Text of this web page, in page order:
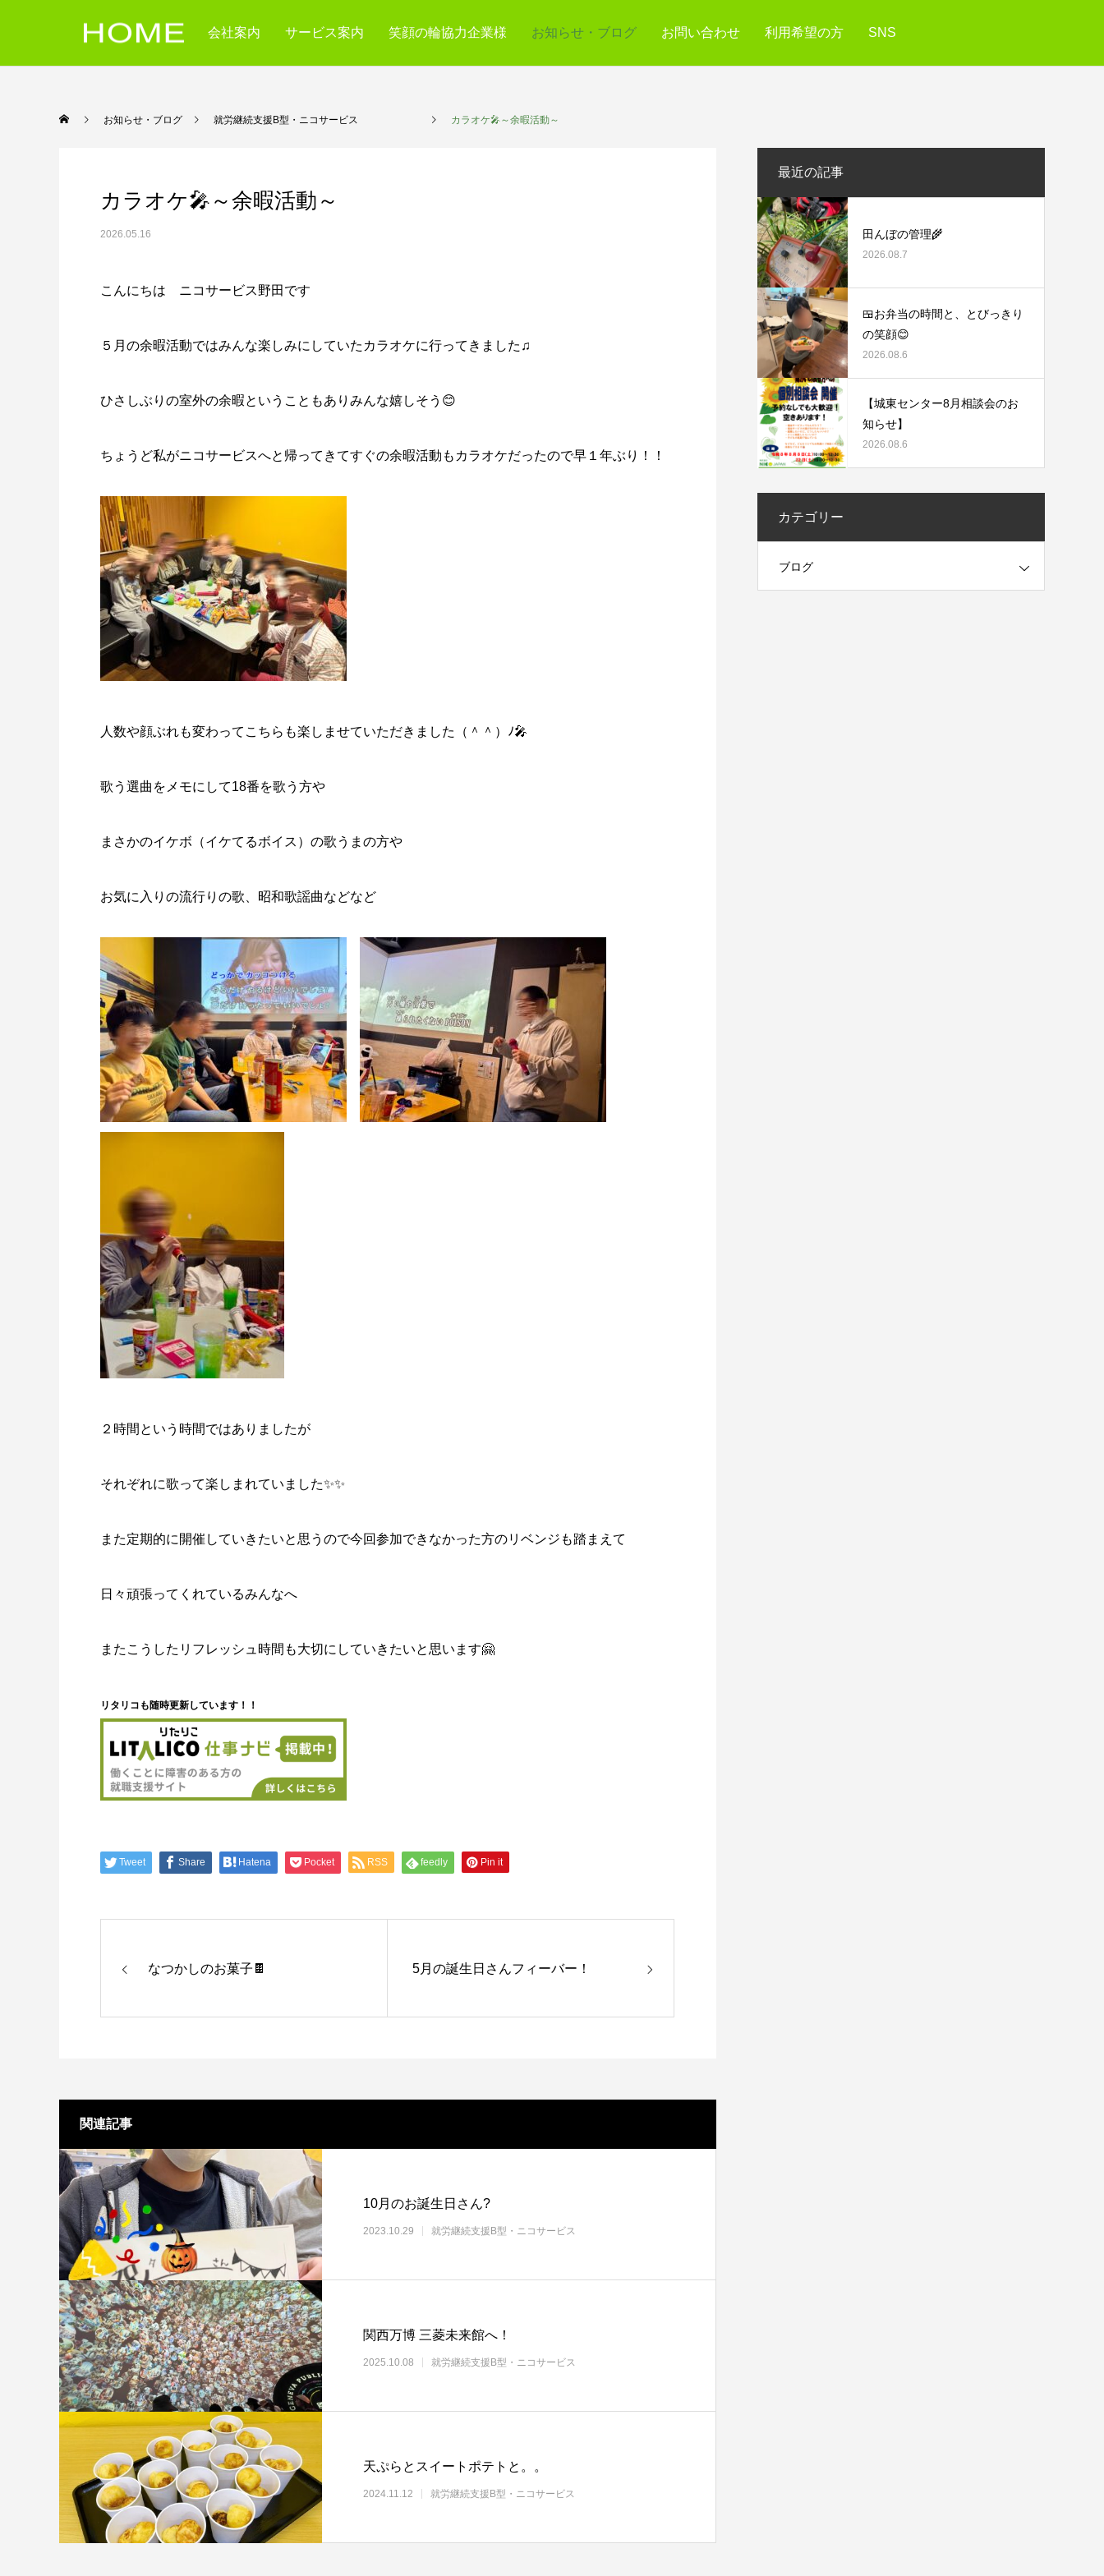
会社案内 サービス案内 笑顔の輪協力企業様 お知らせ・ブログ お問い合わせ 利用希望の方 SNS
お知らせ・ブログ 就労継続支援B型・ニコサービス カラオケ🎤～余暇活動～
カラオケ🎤～余暇活動～
2026.05.16
こんにちは ニコサービス野田です
５月の余暇活動ではみんな楽しみにしていたカラオケに行ってきました♫
ひさしぶりの室外の余暇ということもありみんな嬉しそう😊
ちょうど私がニコサービスへと帰ってきてすぐの余暇活動もカラオケだったので早１年ぶり！！
人数や顔ぶれも変わってこちらも楽しませていただきました（＾＾）ﾉ🎤
歌う選曲をメモにして18番を歌う方や
まさかのイケボ（イケてるボイス）の歌うまの方や
お気に入りの流行りの歌、昭和歌謡曲などなど
２時間という時間ではありましたが
それぞれに歌って楽しまれていました✨✨
また定期的に開催していきたいと思うので今回参加できなかった方のリベンジも踏まえて
日々頑張ってくれているみんなへ
またこうしたリフレッシュ時間も大切にしていきたいと思います🤗
リタリコも随時更新しています！！
Tweet Share Hatena Pocket RSS feedly Pin it
なつかしのお菓子🍫 5月の誕生日さんフィーバー！
関連記事
10月のお誕生日さん?
2023.10.29 就労継続支援B型・ニコサービス
関西万博 三菱未来館へ！
2025.10.08 就労継続支援B型・ニコサービス
天ぷらとスイートポテトと。。
2024.11.12 就労継続支援B型・ニコサービス
最近の記事
田んぼの管理🌾
2026.08.7
🍱お弁当の時間と、とびっきり
の笑顔😊
2026.08.6
【城東センター8月相談会のお
知らせ】
2026.08.6
カテゴリー
ブログ